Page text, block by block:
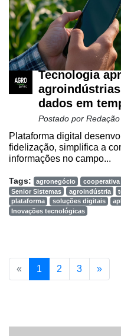
Tecnologia
dados em
Postado por Redação
Plataforma digital
fidelização, simplifica a
informações no campo...
Tags: agronegócio cooperativa
Senior Sistemas
agroindústria
plataforma
soluções digitais
Inovações tecnológicas
« 1 2 3 »